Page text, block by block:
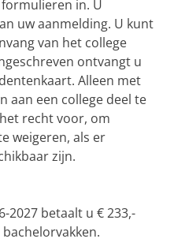
in. U
uw aanmelding. U kunt
van het college
ontvangt u
Alleen met
aan een college deel te
recht voor, om
weigeren, als er
zijn.
2027 betaalt u € 233,-